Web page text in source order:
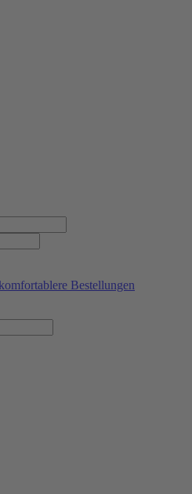
Bestellungen